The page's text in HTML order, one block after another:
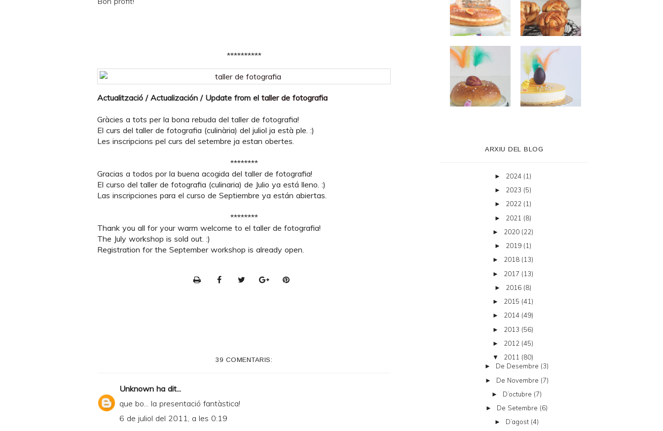
**********
Actualització / Actualización / Update from el taller de fotografia
Gràcies a tots per la bona rebuda del taller de fotografia!
El curs del taller de fotografia (culinària) del juliol ja està ple. :)
Les inscripcions pel curs del setembre ja estan obertes.
********
Gracias a todos por la buena acogida del taller de fotografia!
El curso del taller de fotografia (culinaria) de Julio ya está lleno. :)
Las inscripciones para el curso de Septiembre ya están abiertas.
********
Thank you all for your warm welcome to el taller de fotografia!
The July workshop is sold out. :)
Registration for the September workshop is already open.
39 COMENTARIS:
Unknown ha dit...
que bo... la presentació fantàstica!
6 de juliol del 2011, a les 0:19
ARXIU DEL BLOG
► 2024 (1)
► 2023 (5)
► 2022 (1)
► 2021 (8)
► 2020 (22)
► 2019 (1)
► 2018 (13)
► 2017 (13)
► 2016 (8)
► 2015 (41)
► 2014 (49)
► 2013 (56)
► 2012 (45)
▼ 2011 (80)
► De Desembre (3)
► De Novembre (7)
► D’octubre (7)
► De Setembre (6)
► D’agost (4)